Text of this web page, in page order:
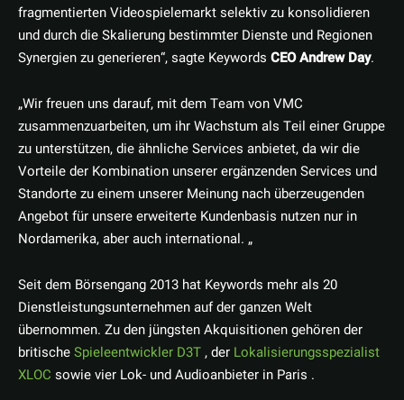
fragmentierten Videospielemarkt selektiv zu konsolidieren
und durch die Skalierung bestimmter Dienste und Regionen
Synergien zu generieren“, sagte Keywords CEO Andrew Day.
„Wir freuen uns darauf, mit dem Team von VMC
zusammenzuarbeiten, um ihr Wachstum als Teil einer Gruppe
zu unterstützen, die ähnliche Services anbietet, da wir die
Vorteile der Kombination unserer ergänzenden Services und
Standorte zu einem unserer Meinung nach überzeugenden
Angebot für unsere erweiterte Kundenbasis nutzen nur in
Nordamerika, aber auch international. „
Seit dem Börsengang 2013 hat Keywords mehr als 20
Dienstleistungsunternehmen auf der ganzen Welt
übernommen. Zu den jüngsten Akquisitionen gehören der
britischeSpieleentwickler D3T, der Lokalisierungsspezialist
XLOC sowie vier Lok- und Audioanbieter in Paris .